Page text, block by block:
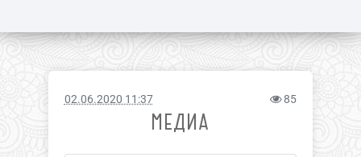
02.06.2020 11:37 85
МЕДИА